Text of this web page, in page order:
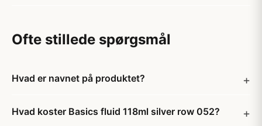
Ofte stillede spørgsmål
Hvad er navnet på produktet?
Hvad koster Basics fluid 118ml silver row 052?